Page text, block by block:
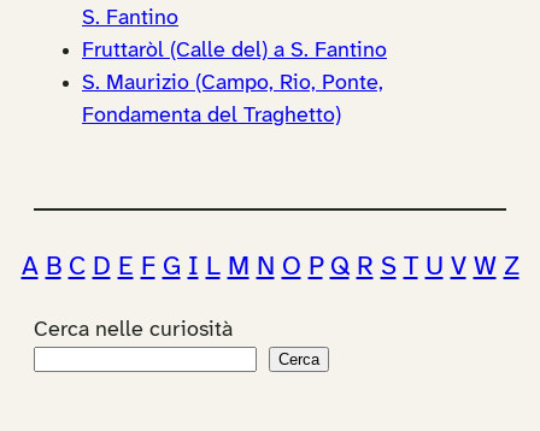
S. Fantino
Fruttaròl (Calle del) a S. Fantino
S. Maurizio (Campo, Rio, Ponte,
Fondamenta del Traghetto)
A B C D E F G I L M N O P Q R S T U V W Z
Cerca nelle curiosità
Cerca